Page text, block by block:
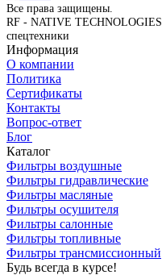
Все права защищены.
RF - NATIVE
спецтехники
Информация
О компании
Политика
Сертификаты
Контакты
Вопрос-ответ
Блог
Каталог
Фильтры воздушные
Фильтры гидравлические
Фильтры масляные
Фильтры осушителя
Фильтры салонные
Фильтры топливные
Фильтры трансмиссионный
Будь всегда в курсе!